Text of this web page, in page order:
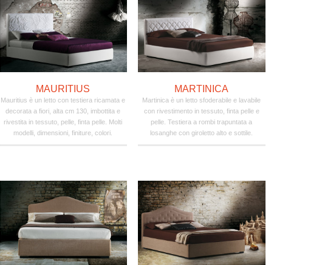
MAURITIUS
Mauritius è un letto con testiera ricamata e
decorata a fiori, alta cm 130, imbottita e
rivestita in tessuto, pelle, finta pelle. Molti
modelli, dimensioni, finiture, colori.
MARTINICA
Martinica è un letto sfoderabile e lavabile
con rivestimento in tessuto, finta pelle e
pelle. Testiera a rombi trapuntata a
losanghe con giroletto alto e sottile.